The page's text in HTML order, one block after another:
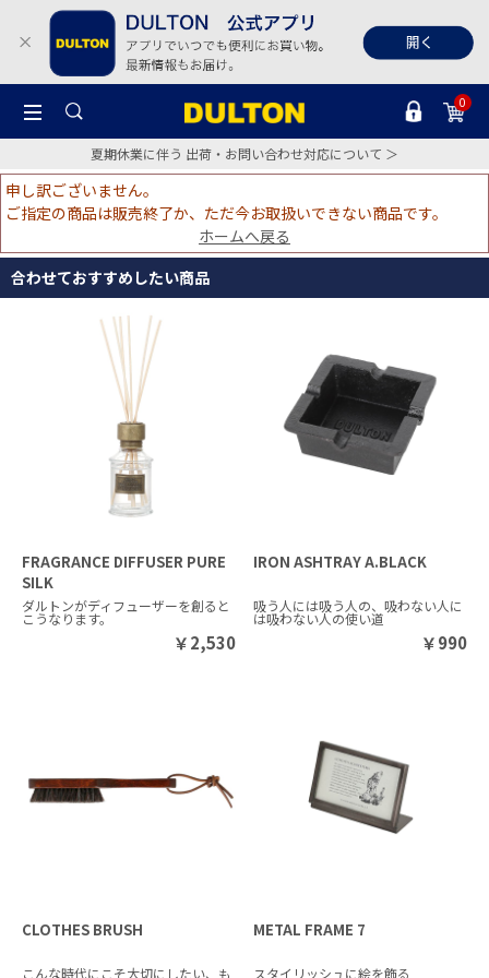
0
夏期休業に伴う 出荷・お問い合わせ対応について ＞
申し訳ございません。
ご指定の商品は販売終了か、ただ今お取扱いできない商品です。
ホームへ戻る
合わせておすすめしたい商品
FRAGRANCE DIFFUSER PURE
SILK
ダルトンがディフューザーを創ると
こうなります。
￥2,530
IRON ASHTRAY A.BLACK
吸う人には吸う人の、吸わない人に
は吸わない人の使い道
￥990
CLOTHES BRUSH
こんな時代にこそ大切にしたい、も
METAL FRAME 7
スタイリッシュに絵を飾る